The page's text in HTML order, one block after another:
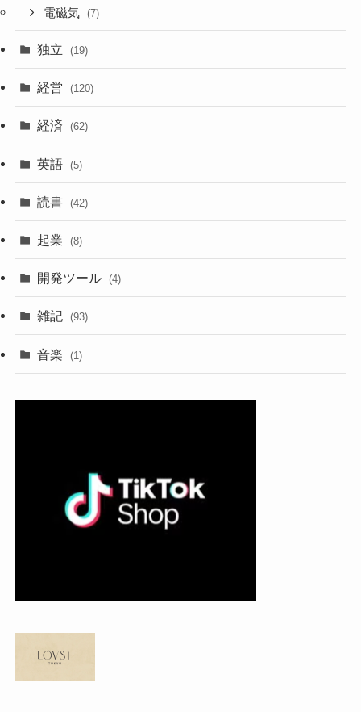
電磁気 (7)
独立 (19)
経営 (120)
経済 (62)
英語 (5)
読書 (42)
起業 (8)
開発ツール (4)
雑記 (93)
音楽 (1)